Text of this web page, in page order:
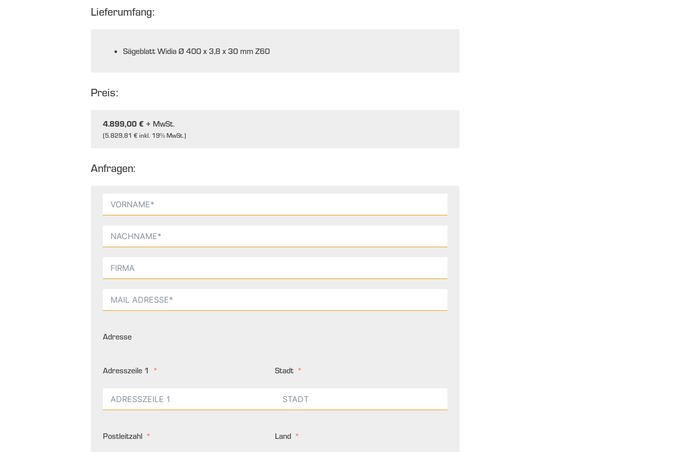
Lieferumfang:
Sägeblatt Widia Ø 400 x 3,8 x 30 mm Z60
Preis:
4.899,00 € + MwSt.
(5.829,81 €inkl. 19% MwSt.)
Anfragen:
Adresse
Adresszeile 1 Stadt
Postleitzahl Land